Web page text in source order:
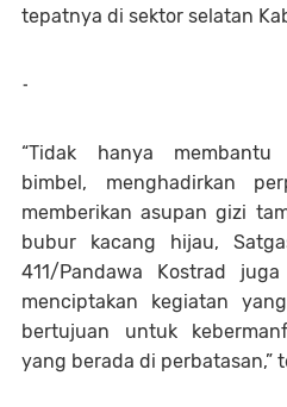
tepatnya di sektor selatan
-
“Tidak hanya membantu
bimbel, menghadirkan
memberikan asupan gizi
bubur kacang hijau,
411/Pandawa Kostrad
menciptakan kegiatan
bertujuan untuk
yang berada di perbatasan,”